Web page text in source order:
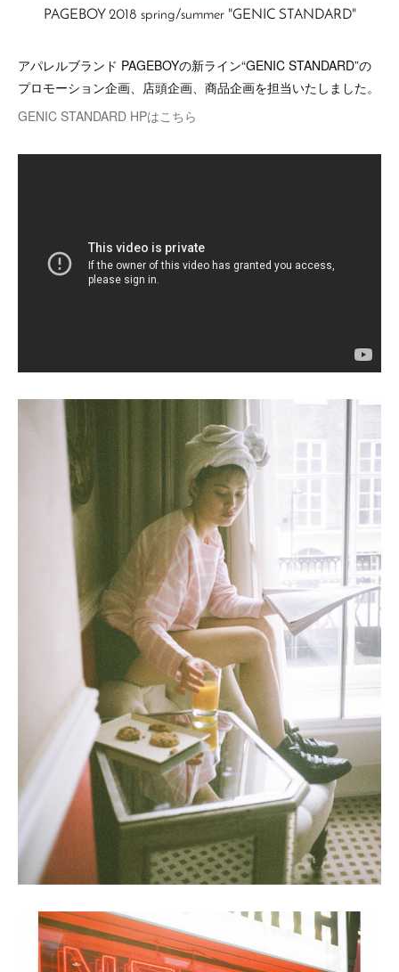
PAGEBOY 2018 spring/summer "GENIC STANDARD"
アパレルブランド PAGEBOYの新ライン“GENIC STANDARD”の
プロモーション企画、店頭企画、商品企画を担当いたしました。
GENIC STANDARD HPはこちら